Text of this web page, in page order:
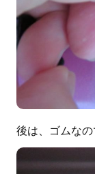
後は、ゴムなの